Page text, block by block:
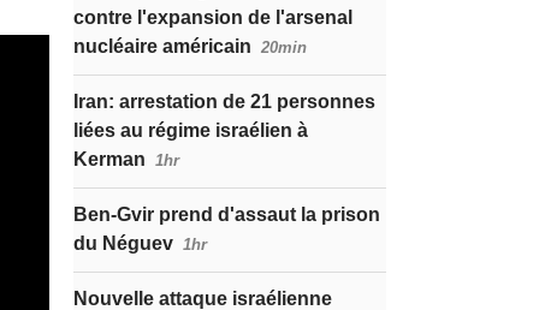
contre l'expansion de l'arsenal
nucléaire américain 20min
Iran: arrestation de 21 personnes
liées au régime israélien à
Kerman 1hr
Ben-Gvir prend d'assaut la prison
du Néguev 1hr
Nouvelle attaque israélienne